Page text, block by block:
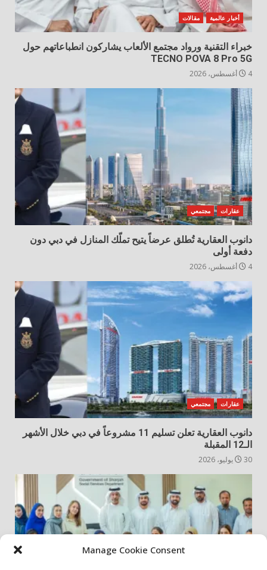
Manage Cookie Consent
أخبار عالمية مقالات
خبراء التقنية ورواد مجتمع الألعاب يشاركون انطباعاتهم حول
TECNO POVA 8 Pro 5G
4 أغسطس، 2026
عقارات مجتمعي
دانوب العقارية تُطلق عرضاً يتيح تملّك المنازل في دبي دون
دفعة أولى
4 أغسطس، 2026
عقارات مجتمعي
دانوب العقارية تعلن تسليم 11 مشروعاً في دبي خلال الأشهر
الـ12 المقبلة
30 يوليو، 2026